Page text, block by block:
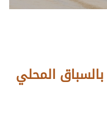
المحلي